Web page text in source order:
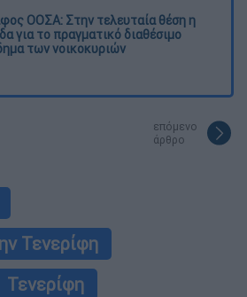
ΟΟΣΑ: Στην τελευταία θέση η
για το πραγματικό διαθέσιμο
των νοικοκυριών
επόμενο
άρθρο
Τενερίφη
Τενερίφη